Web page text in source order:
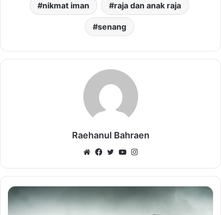
nikmat iman raja dan anak raja
senang
Raehanul Bahraen
WebsiteFacebook
TwitterYouTube